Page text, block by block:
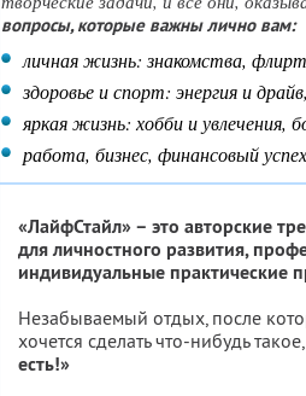
вопросы, которые важны лично вам:
личная жизнь: знакомства,
здоровье и спорт: энергия и
яркая жизнь: хобби и увлечения,
работа, бизнес, финансовый
«ЛайфСтайл» – это авторские
для личностного развития,
индивидуальные практические
Незабываемый отдых, после
хочется сделать что-нибудь
есть!»